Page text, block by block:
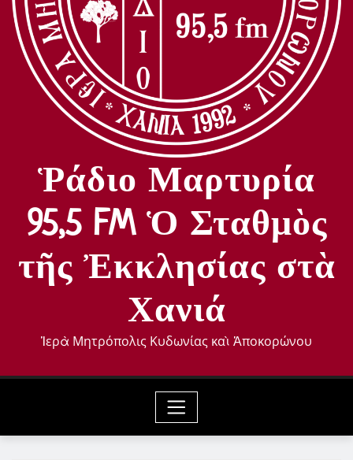
Ῥάδιο Μαρτυρία
95,5 FM Ὁ Σταθμὸς
τῆς Ἐκκλησίας στὰ
Χανιά
Ἱερὰ Μητρόπολις Κυδωνίας καὶ Ἀποκορώνου